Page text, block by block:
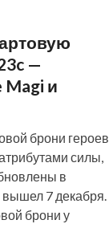
—
Magi и
брони героев
силы,
в
вышел 7 декабря.
брони у